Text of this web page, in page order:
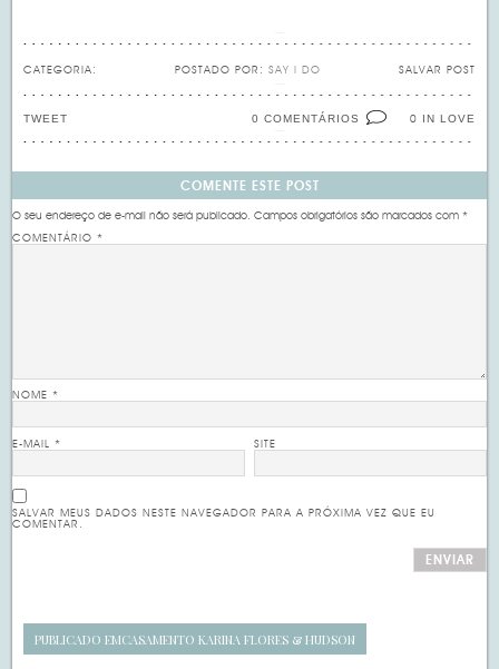
CATEGORIA: SALVAR POST
POSTADO POR: SAY I DO
0 IN LOVE
0 COMENTÁRIOS
TWEET
COMENTE ESTE POST
O seu endereço de e-mail não será publicado. Campos obrigatórios são marcados com*
COMENTÁRIO*
NOME*
E-MAIL* SITE
SALVAR MEUS DADOS NESTE NAVEGADOR PARA A PRÓXIMA VEZ QUE EU
COMENTAR.
PUBLICADO EMCASAMENTO KARINA FLORES & HUDSON